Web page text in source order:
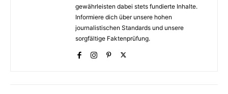
gewährleisten dabei stets fundierte Inhalte.
Informiere dich über unsere hohen
journalistischen Standards und unsere
sorgfältige Faktenprüfung.